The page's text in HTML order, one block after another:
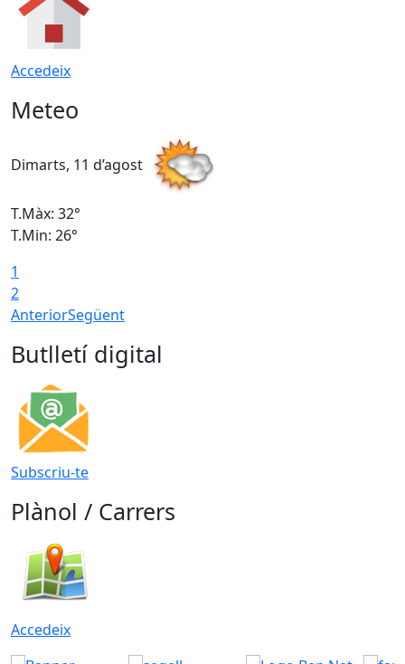
Accedeix
Meteo
Dimarts, 11 d’agost
T.Màx: 32°
T.Min: 26°
1
2
AnteriorSegüent
Butlletí digital
Subscriu-te
Plànol / Carrers
Accedeix